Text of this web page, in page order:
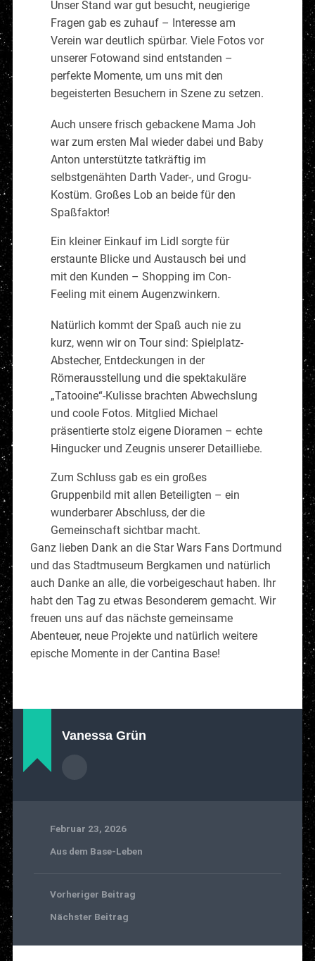
Unser Stand war gut besucht, neugierige
Fragen gab es zuhauf – Interesse am
Verein war deutlich spürbar. Viele Fotos vor
unserer Fotowand sind entstanden –
perfekte Momente, um uns mit den
begeisterten Besuchern in Szene zu setzen.
Auch unsere frisch gebackene Mama Joh
war zum ersten Mal wieder dabei und Baby
Anton unterstützte tatkräftig im
selbstgenähten Darth Vader-, und Grogu-
Kostüm. Großes Lob an beide für den
Spaßfaktor!
Ein kleiner Einkauf im Lidl sorgte für
erstaunte Blicke und Austausch bei und
mit den Kunden – Shopping im Con-
Feeling mit einem Augenzwinkern.
Natürlich kommt der Spaß auch nie zu
kurz, wenn wir on Tour sind: Spielplatz-
Abstecher, Entdeckungen in der
Römerausstellung und die spektakuläre
„Tatooine“-Kulisse brachten Abwechslung
und coole Fotos. Mitglied Michael
präsentierte stolz eigene Dioramen – echte
Hingucker und Zeugnis unserer Detailliebe.
Zum Schluss gab es ein großes
Gruppenbild mit allen Beteiligten – ein
wunderbarer Abschluss, der die
Gemeinschaft sichtbar macht.
Ganz lieben Dank an die Star Wars Fans Dortmund
und das Stadtmuseum Bergkamen und natürlich
auch Danke an alle, die vorbeigeschaut haben. Ihr
habt den Tag zu etwas Besonderem gemacht. Wir
freuen uns auf das nächste gemeinsame
Abenteuer, neue Projekte und natürlich weitere
epische Momente in der Cantina Base!
Vanessa Grün
Februar 23, 2026
Aus dem Base-Leben
Vorheriger Beitrag
Nächster Beitrag